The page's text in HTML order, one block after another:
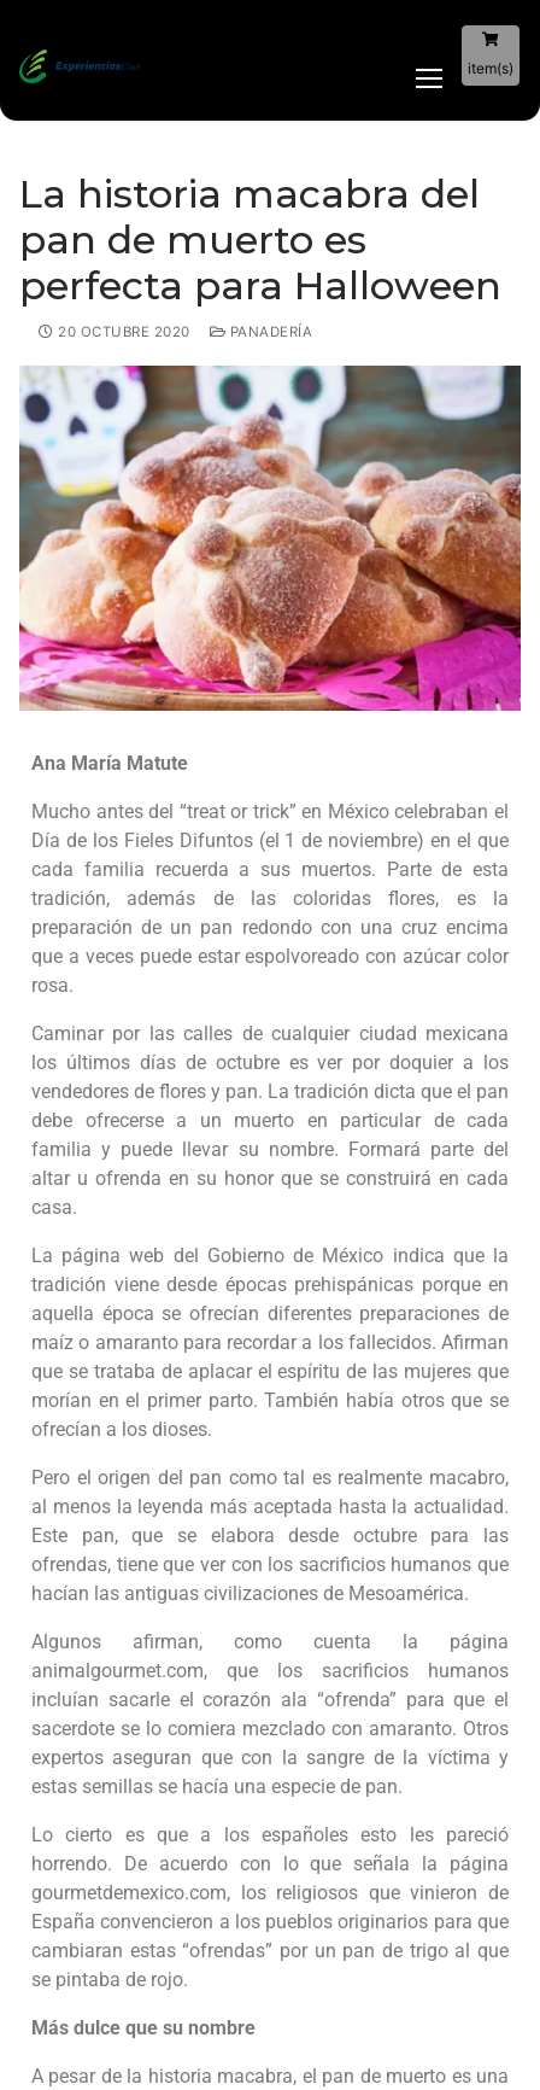
item(s)
La historia macabra del
pan de muerto es
perfecta para Halloween
20 OCTUBRE 2020 PANADERÍA
Ana María Matute
Mucho antes del “treat or trick” en México celebraban el
Día de los Fieles Difuntos (el 1 de noviembre) en el que
cada familia recuerda a sus muertos. Parte de esta
tradición, además de las coloridas flores, es la
preparación de un pan redondo con una cruz encima
que a veces puede estar espolvoreado con azúcar color
rosa.
Caminar por las calles de cualquier ciudad mexicana
los últimos días de octubre es ver por doquier a los
vendedores de flores y pan. La tradición dicta que el pan
debe ofrecerse a un muerto en particular de cada
familia y puede llevar su nombre. Formará parte del
altar u ofrenda en su honor que se construirá en cada
casa.
La página web del Gobierno de México indica que la
tradición viene desde épocas prehispánicas porque en
aquella época se ofrecían diferentes preparaciones de
maíz o amaranto para recordar a los fallecidos. Afirman
que se trataba de aplacar el espíritu de las mujeres que
morían en el primer parto. También había otros que se
ofrecían a los dioses.
Pero el origen del pan como tal es realmente macabro,
al menos la leyenda más aceptada hasta la actualidad.
Este pan, que se elabora desde octubre para las
ofrendas, tiene que ver con los sacrificios humanos que
hacían las antiguas civilizaciones de Mesoamérica.
Algunos afirman, como cuenta la página
animalgourmet.com, que los sacrificios humanos
incluían sacarle el corazón ala “ofrenda” para que el
sacerdote se lo comiera mezclado con amaranto. Otros
expertos aseguran que con la sangre de la víctima y
estas semillas se hacía una especie de pan.
Lo cierto es que a los españoles esto les pareció
horrendo. De acuerdo con lo que señala la página
gourmetdemexico.com, los religiosos que vinieron de
España convencieron a los pueblos originarios para que
cambiaran estas “ofrendas” por un pan de trigo al que
se pintaba de rojo.
Más dulce que su nombre
A pesar de la historia macabra, el pan de muerto es una